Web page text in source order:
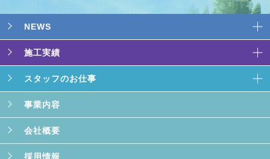
NEWS
施工実績
スタッフのお仕事
事業内容
会社概要
採用情報